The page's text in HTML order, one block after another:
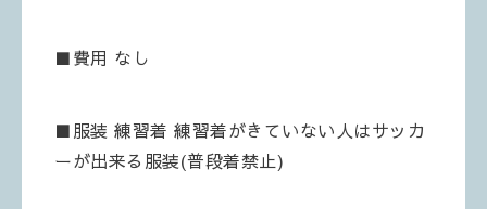
■費用 なし
■服装 練習着 練習着がきていない人はサッカ
ーが出来る服装(普段着禁止)